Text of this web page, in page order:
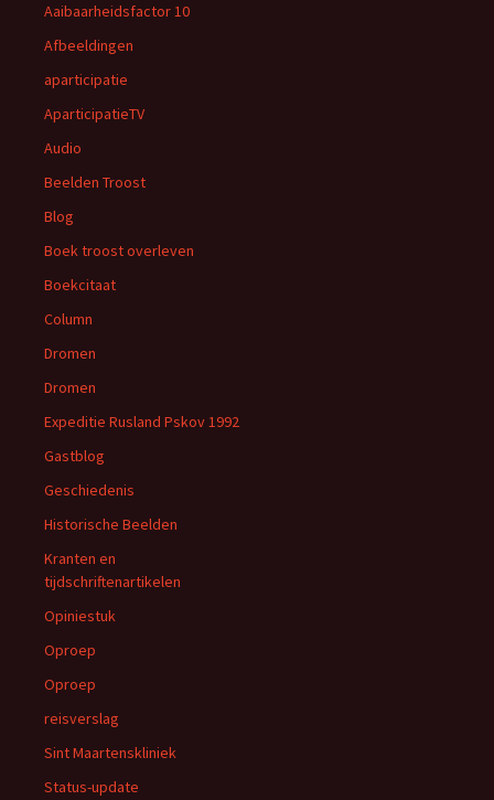
Aaibaarheidsfactor 10
Afbeeldingen
aparticipatie
AparticipatieTV
Audio
Beelden Troost
Blog
Boek troost overleven
Boekcitaat
Column
Dromen
Dromen
Expeditie Rusland Pskov 1992
Gastblog
Geschiedenis
Historische Beelden
Kranten en
tijdschriftenartikelen
Opiniestuk
Oproep
Oproep
reisverslag
Sint Maartenskliniek
Status-update